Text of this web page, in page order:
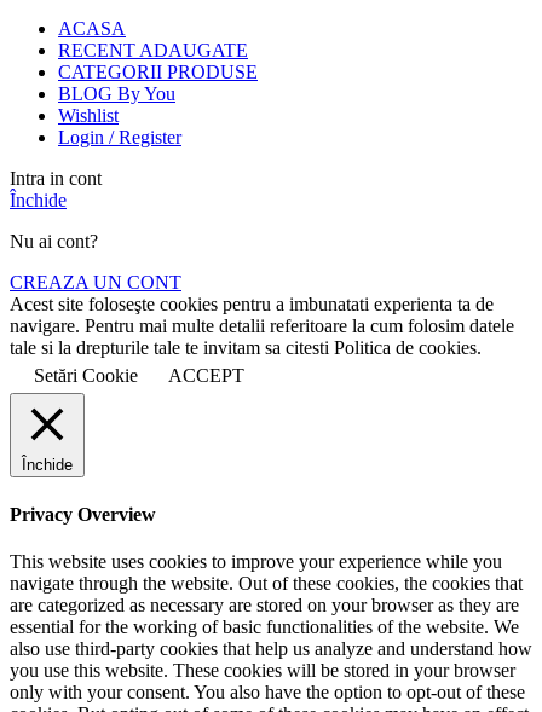
ACASA
RECENT ADAUGATE
CATEGORII PRODUSE
BLOG By You
Wishlist
Login / Register
Intra in cont
Închide
Nu ai cont?
CREAZA UN CONT
Acest site foloseşte cookies pentru a imbunatati experienta ta de
navigare. Pentru mai multe detalii referitoare la cum folosim datele
tale si la drepturile tale te invitam sa citesti Politica de cookies.
Setări Cookie
ACCEPT
Închide
Privacy Overview
This website uses cookies to improve your experience while you
navigate through the website. Out of these cookies, the cookies that
are categorized as necessary are stored on your browser as they are
essential for the working of basic functionalities of the website. We
also use third-party cookies that help us analyze and understand how
you use this website. These cookies will be stored in your browser
only with your consent. You also have the option to opt-out of these